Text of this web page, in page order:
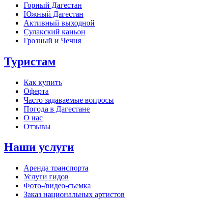
Горный Дагестан
Южный Дагестан
Активный выходной
Сулакский каньон
Грозный и Чечня
Туристам
Как купить
Оферта
Часто задаваемые вопросы
Погода в Дагестане
О нас
Отзывы
Наши услуги
Аренда транспорта
Услуги гидов
Фото-/видео‑съемка
Заказ национальных артистов